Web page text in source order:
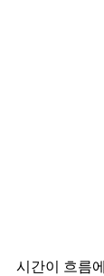
시간이 흐름